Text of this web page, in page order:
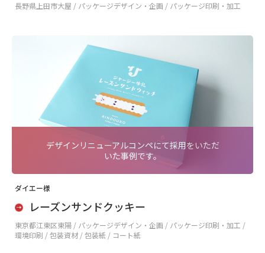
長野県上田市大屋 / パッケージデザイン・企画 / パッケージ印刷・加工
デザインリニューアルコンペにて採用をいただ
いた事例です。
ダイエー様
レーズンサンドクッキー
東京都江東区東陽 / パッケージデザイン・企画 / パッケージ印刷・加工 /
環境印刷 / 包装資材 / 包装紙 / コート紙